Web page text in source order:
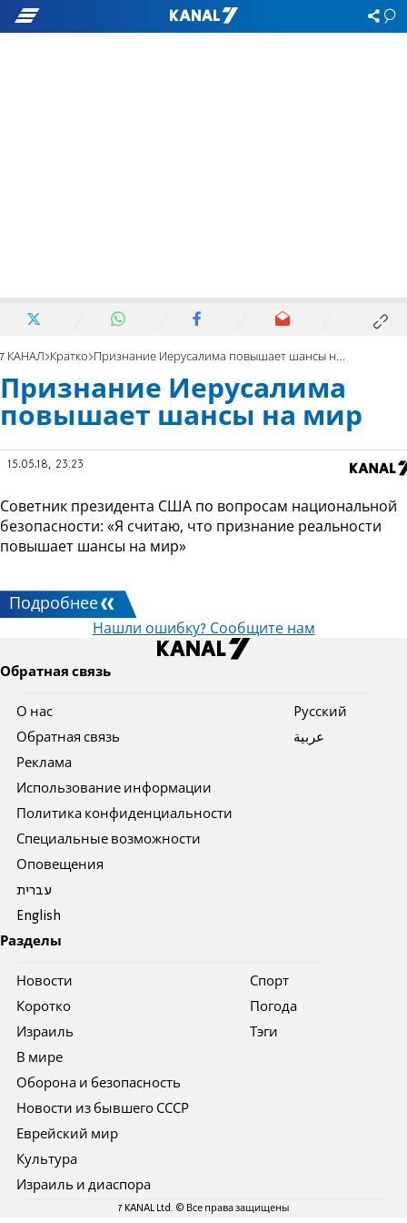
7 КАНАЛ Кратко Признание Иерусалима повышает шансы на мир
Признание Иерусалима
повышает шансы на мир
15.05.18, 23:23
Советник президента США по вопросам национальной
безопасности: «Я считаю, что признание реальности
повышает шансы на мир»
Подробнее
Нашли ошибку? Сообщите нам
Обратная связь
О нас
Обратная связь
Реклама
Использование информации
Политика конфиденциальности
Специальные возможности
Оповещения
עברית
English
Pусский
عربية
Разделы
Новости
Коротко
Израиль
В мире
Оборона и безопасность
Новости из бывшего СССР
Еврейский мир
Культура
Израиль и диаспора
Спорт
Погода
Тэги
7 KANAL Ltd. © Все права защищены